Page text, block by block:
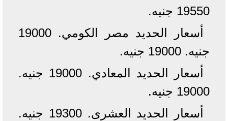
19550 جنيه.
أسعار الحديد مصر الكومي. 19000
جنيه. 19000 جنيه.
أسعار الحديد المعادي. 19000 جنيه.
19000 جنيه.
أسعار الحديد العشرى. 19300 جنيه.